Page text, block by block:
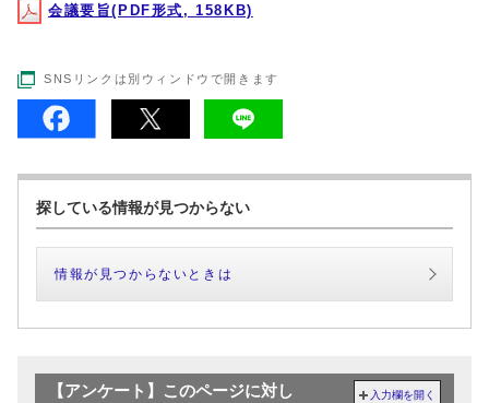
会議要旨(PDF形式, 158KB)
SNSリンクは別ウィンドウで開きます
探している情報が見つからない
情報が見つからないときは
【アンケート】このページに対し
入力欄を開く